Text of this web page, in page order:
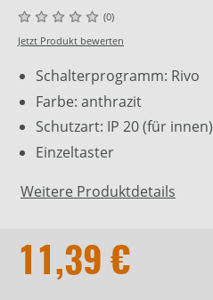
(0)
Jetzt Produkt bewerten
Schalterprogramm: Rivo
Farbe: anthrazit
Schutzart: IP 20 (für innen)
Einzeltaster
Weitere Produktdetails
11,39 €